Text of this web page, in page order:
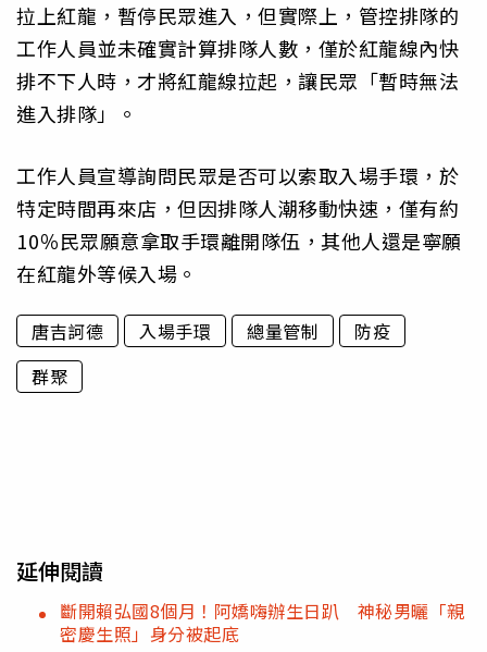
拉上紅龍，暫停民眾進入，但實際上，管控排隊的
工作人員並未確實計算排隊人數，僅於紅龍線內快
排不下人時，才將紅龍線拉起，讓民眾「暫時無法
進入排隊」。
工作人員宣導詢問民眾是否可以索取入場手環，於
特定時間再來店，但因排隊人潮移動快速，僅有約
10％民眾願意拿取手環離開隊伍，其他人還是寧願
在紅龍外等候入場。
唐吉訶德 入場手環 總量管制
防疫
群聚
延伸閱讀
斷開賴弘國8個月！阿嬌嗨辦生日趴 神秘男曬「親
密慶生照」身分被起底